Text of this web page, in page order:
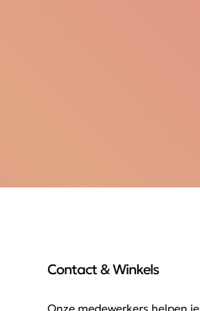
Contact & Winkels
Onze medewerkers helpen je